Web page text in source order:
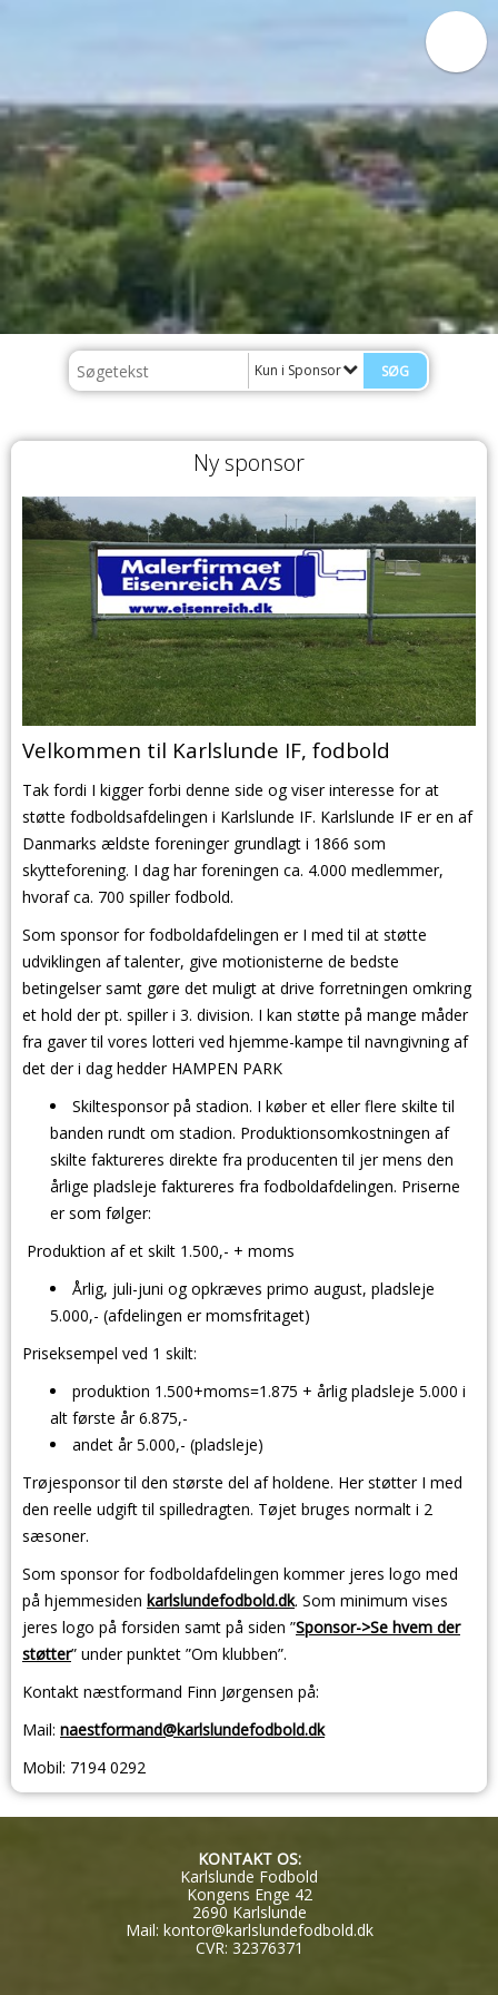
Kun i Sponsor
Ny sponsor
Velkommen til Karlslunde IF, fodbold
Tak fordi I kigger forbi denne side og viser interesse for at
støtte fodboldsafdelingen i Karlslunde IF. Karlslunde IF er en af
Danmarks ældste foreninger grundlagt i 1866 som
skytteforening. I dag har foreningen ca. 4.000 medlemmer,
hvoraf ca. 700 spiller fodbold.
Som sponsor for fodboldafdelingen er I med til at støtte
udviklingen af talenter, give motionisterne de bedste
betingelser samt gøre det muligt at drive forretningen omkring
et hold der pt. spiller i 3. division. I kan støtte på mange måder
fra gaver til vores lotteri ved hjemme-kampe til navngivning af
det der i dag hedder HAMPEN PARK
Skiltesponsor på stadion. I køber et eller flere skilte til
banden rundt om stadion. Produktionsomkostningen af
skilte faktureres direkte fra producenten til jer mens den
årlige pladsleje faktureres fra fodboldafdelingen. Priserne
er som følger:
Produktion af et skilt 1.500,- + moms
Årlig, juli-juni og opkræves primo august, pladsleje
5.000,- (afdelingen er momsfritaget)
Priseksempel ved 1 skilt:
produktion 1.500+moms=1.875 + årlig pladsleje 5.000 i
alt første år 6.875,-
andet år 5.000,- (pladsleje)
Trøjesponsor til den største del af holdene. Her støtter I med
den reelle udgift til spilledragten. Tøjet bruges normalt i 2
sæsoner.
Som sponsor for fodboldafdelingen kommer jeres logo med
på hjemmesiden karlslundefodbold.dk. Som minimum vises
jeres logo på forsiden samt på siden ”Sponsor->Se hvem der
støtter” under punktet ”Om klubben”.
Kontakt næstformand Finn Jørgensen på:
Mail: naestformand@karlslundefodbold.dk
Mobil: 7194 0292
KONTAKT OS:
Karlslunde Fodbold
Kongens Enge 42
2690 Karlslunde
Mail: kontor@karlslundefodbold.dk
CVR: 32376371